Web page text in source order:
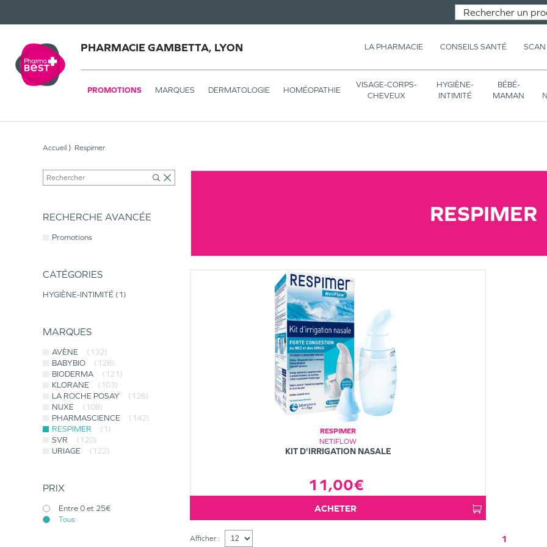
PHARMACIE GAMBETTA, LYON LA PHARMACIE CONSEILS SANTÉ SCAN
PROMOTIONS MARQUES DERMATOLOGIE HOMÉOPATHIE
VISAGE-CORPS-
CHEVEUX
HYGIÈNE-
INTIMITÉ
BÉBÉ-
MAMAN
Accueil Respimer
RECHERCHE AVANCÉE
Promotions
CATÉGORIES
HYGIÈNE-INTIMITÉ 1
MARQUES
AVÈNE
(132)
BABYBIO
(128)
BIODERMA
(121)
KLORANE
(103)
LA ROCHE POSAY
(126)
NUXE
(108)
PHARMASCIENCE
(142)
RESPIMER
(1)
SVR
(120)
URIAGE
(122)
PRIX
Entre 0 et 25€
Tous
RESPIMER
RESPIMER
NETIFLOW
KIT D'IRRIGATION NASALE
11,00€
ACHETER
Afficher : 1